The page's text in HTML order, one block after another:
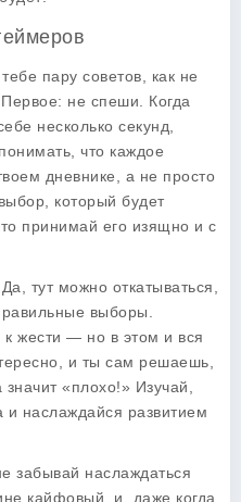
пару советов, как не
. Первое: не спеши. Когда
несколько секунд,
что каждое
дневнике, а не просто
который будет
принимай его изящно и с
тут можно откатываться,
выборы.
к жести — но в этом и вся
и ты сам решаешь,
«плохо!» Изучай,
наслаждайся развитием
забывай наслаждаться
кайфовый, и, даже когда